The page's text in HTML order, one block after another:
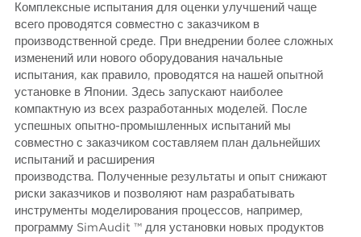
Комплексные испытания для оценки улучшений чаще
всего проводятся совместно с заказчиком в
производственной среде. При внедрении более сложных
изменений или нового оборудования начальные
испытания, как правило, проводятся на нашей опытной
установке в Японии. Здесь запускают наиболее
компактную из всех разработанных моделей. После
успешных опытно-промышленных испытаний мы
совместно с заказчиком составляем план дальнейших
испытаний и расширения
производства. Полученные результаты и опыт снижают
риски заказчиков и позволяют нам разрабатывать
инструменты моделирования процессов, например,
программу SimAudit ™ для установки новых продуктов